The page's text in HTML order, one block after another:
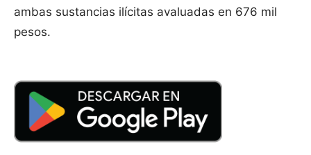
ambas sustancias ilícitas avaluadas en 676 mil
pesos.